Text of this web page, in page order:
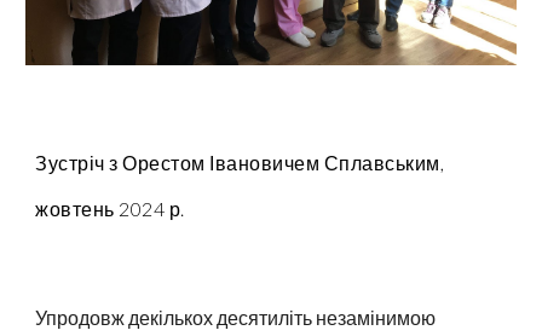
Зустріч з Орестом Івановичем Сплавським,
жовтень 2024 р.
Упродовж декількох десятиліть незамінимою